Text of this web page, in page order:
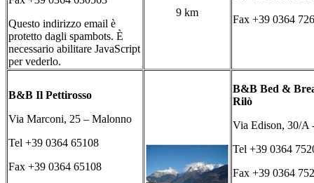
Questo indirizzo email è
protetto dagli spambots. È
necessario abilitare JavaScript
per vederlo.
9 km
Fax +39 0364
B&B Il Pettirosso
Via Marconi, 25 – Malonno
Tel +39 0364 65108
Fax +39 0364 65108
B&B Bed &
Rilò
Via Edison, 30/A
Tel +39 0364
Fax +39 0364